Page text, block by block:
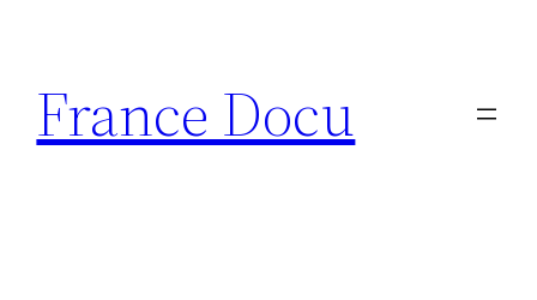
contenu
France Docu